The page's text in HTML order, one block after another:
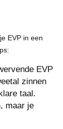
EVP in een
EVP
zinnen
taal.
maar je